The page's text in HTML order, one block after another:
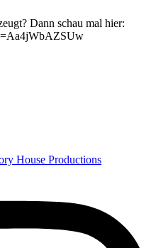
Dann schau mal hier:
House Productions